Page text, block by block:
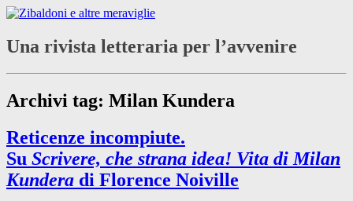
Una rivista letteraria per l’avvenire
Archivi tag: Milan Kundera
Reticenze incompiute.
Su Scrivere, che strana idea! Vita di Milan
Kundera di Florence Noiville